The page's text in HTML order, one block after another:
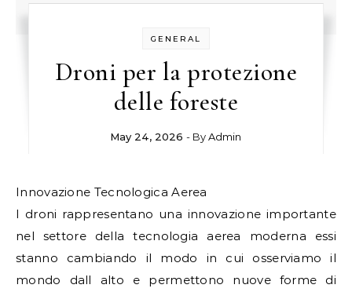
GENERAL
Droni per la protezione
delle foreste
May 24, 2026 - ByAdmin
Innovazione Tecnologica Aerea
I droni rappresentano una innovazione importante
nel settore della tecnologia aerea moderna essi
stanno cambiando il modo in cui osserviamo il
mondo dall alto e permettono nuove forme di